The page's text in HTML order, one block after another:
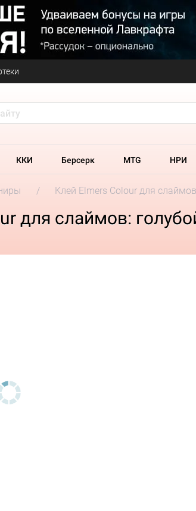
ККИ Берсерк MTG НРИ
Клей Elmers Colour для
для слаймов: